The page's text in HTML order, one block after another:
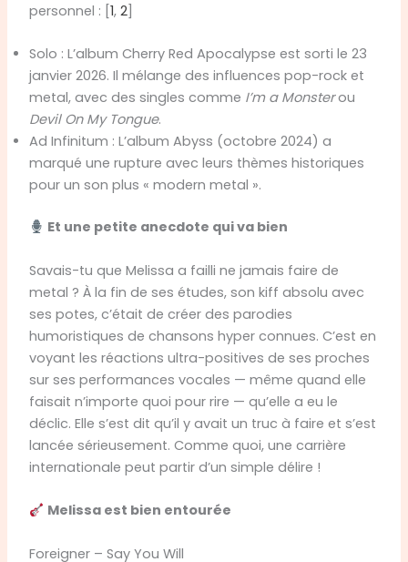
personnel : [1, 2]
Solo : L’album Cherry Red Apocalypse est sorti le 23
janvier 2026. Il mélange des influences pop-rock et
metal, avec des singles comme I’m a Monsterou
Devil On My Tongue.
Ad Infinitum : L’album Abyss (octobre 2024) a
marqué une rupture avec leurs thèmes historiques
pour un son plus « modern metal ».
Et une petite anecdote qui va bien
Savais-tu que Melissa a failli ne jamais faire de
metal ? À la fin de ses études, son kiff absolu avec
ses potes, c’était de créer des parodies
humoristiques de chansons hyper connues. C’est en
voyant les réactions ultra-positives de ses proches
sur ses performances vocales — même quand elle
faisait n’importe quoi pour rire — qu’elle a eu le
déclic. Elle s’est dit qu’il y avait un truc à faire et s’est
lancée sérieusement. Comme quoi, une carrière
internationale peut partir d’un simple délire !
Melissa est bien entourée
Foreigner – Say You Will